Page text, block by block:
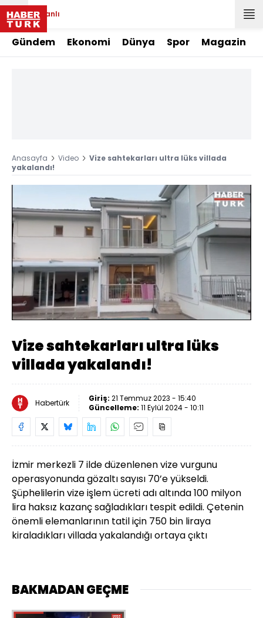
Canlı
Gündem Ekonomi Dünya Spor Magazin
Anasayfa Video
Vize sahtekarları ultra lüks villada
yakalandı!
Sesi
Aç
Yüklendi
100.00%
Oynatma
Hızı
Vize sahtekarları ultra lüks
villada yakalandı!
Habertürk Giriş: 21 Temmuz 2023 - 15:40
Güncelleme: 11 Eylül 2024 - 10:11
İzmir merkezli 7 ilde düzenlenen vize vurgunu
operasyonunda gözaltı sayısı 70’e yükseldi.
Şüphelilerin vize işlem ücreti adı altında 100 milyon
lira haksız kazanç sağladıkları tespit edildi. Çetenin
önemli elemanlarının tatil için 750 bin liraya
kiraladıkları villada yakalandığı ortaya çıktı
BAKMADAN GEÇME